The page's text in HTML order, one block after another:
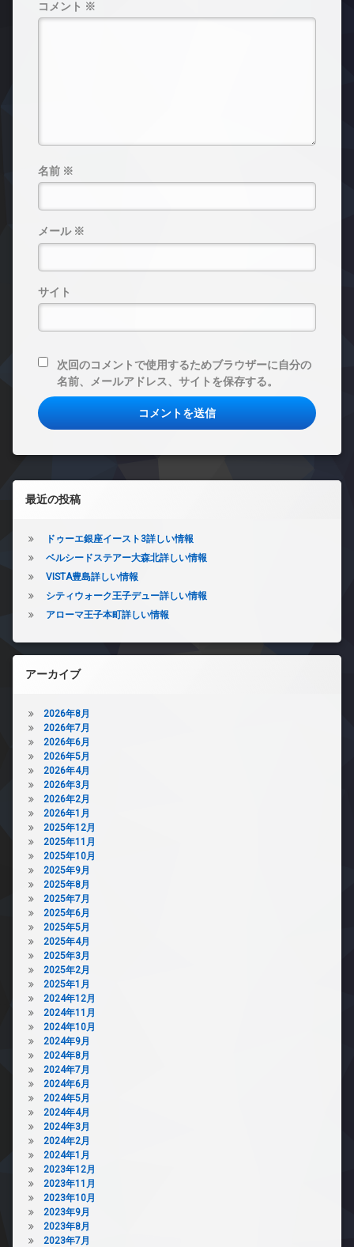
コメント ※
名前 ※
メール ※
サイト
次回のコメントで使用するためブラウザーに自分の
名前、メールアドレス、サイトを保存する。
左サイドバー
最近の投稿
ドゥーエ銀座イースト3詳しい情報
ベルシードステアー大森北詳しい情報
VISTA豊島詳しい情報
シティウォーク王子デュー詳しい情報
アローマ王子本町詳しい情報
アーカイブ
2026年8月
2026年7月
2026年6月
2026年5月
2026年4月
2026年3月
2026年2月
2026年1月
2025年12月
2025年11月
2025年10月
2025年9月
2025年8月
2025年7月
2025年6月
2025年5月
2025年4月
2025年3月
2025年2月
2025年1月
2024年12月
2024年11月
2024年10月
2024年9月
2024年8月
2024年7月
2024年6月
2024年5月
2024年4月
2024年3月
2024年2月
2024年1月
2023年12月
2023年11月
2023年10月
2023年9月
2023年8月
2023年7月